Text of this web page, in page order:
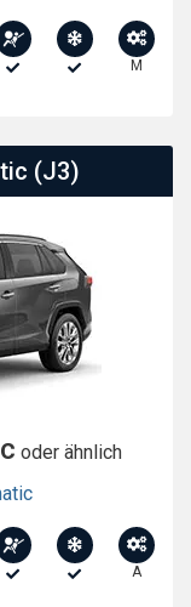
M
(J3)
oder ähnlich
A